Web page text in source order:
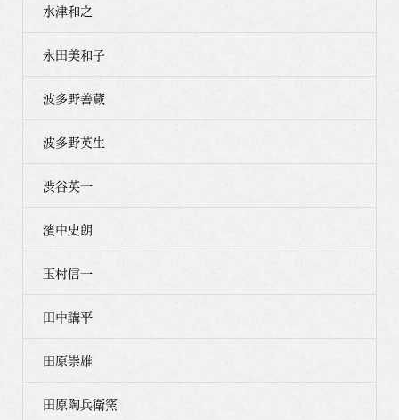
水津和之
永田美和子
波多野善蔵
波多野英生
渋谷英一
濱中史朗
玉村信一
田中講平
田原崇雄
田原陶兵衛窯